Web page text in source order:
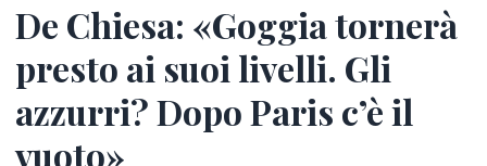
De Chiesa: «Goggia tornerà
presto ai suoi livelli. Gli
azzurri? Dopo Paris c’è il
vuoto»